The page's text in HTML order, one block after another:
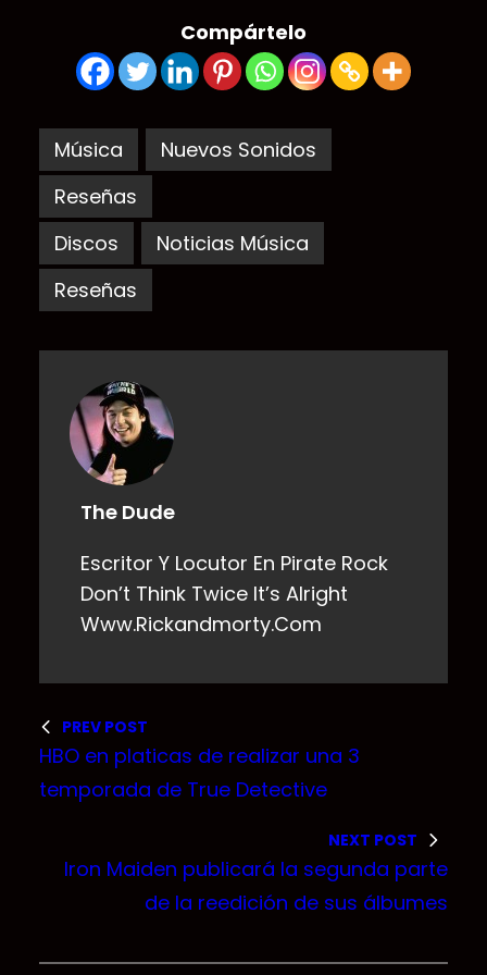
Compártelo
Música
Nuevos Sonidos
Reseñas
Discos
Noticias Música
Reseñas
The Dude
Escritor Y Locutor En Pirate Rock
Don’t Think Twice It’s Alright
Www.rickandmorty.com
PREV POST
HBO en platicas de realizar una 3
temporada de True Detective
NEXT POST
Iron Maiden publicará la segunda parte
de la reedición de sus álbumes